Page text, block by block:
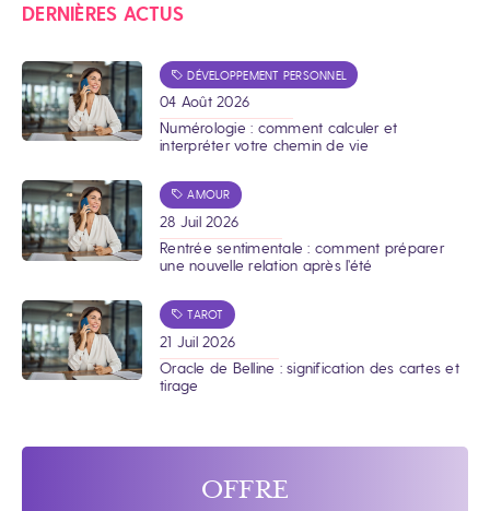
DERNIÈRES ACTUS
DÉVELOPPEMENT PERSONNEL
04 Août 2026
Numérologie : comment calculer et
interpréter votre chemin de vie
AMOUR
28 Juil 2026
Rentrée sentimentale : comment préparer
une nouvelle relation après l’été
TAROT
21 Juil 2026
Oracle de Belline : signification des cartes et
tirage
OFFRE